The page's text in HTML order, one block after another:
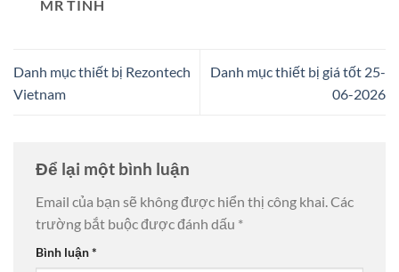
MR TÍNH
Danh mục thiết bị Rezontech
Vietnam
Danh mục thiết bị giá tốt 25-
06-2026
Để lại một bình luận
Email của bạn sẽ không được hiển thị công khai.Các
trường bắt buộc được đánh dấu *
Bình luận*